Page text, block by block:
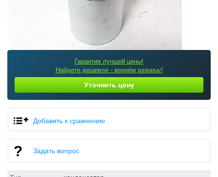
Гарантия лучшей цены!
Найдете дешевле - вернём разницу!
Уточнить цену
Добавить к сравнению
Задать вопрос